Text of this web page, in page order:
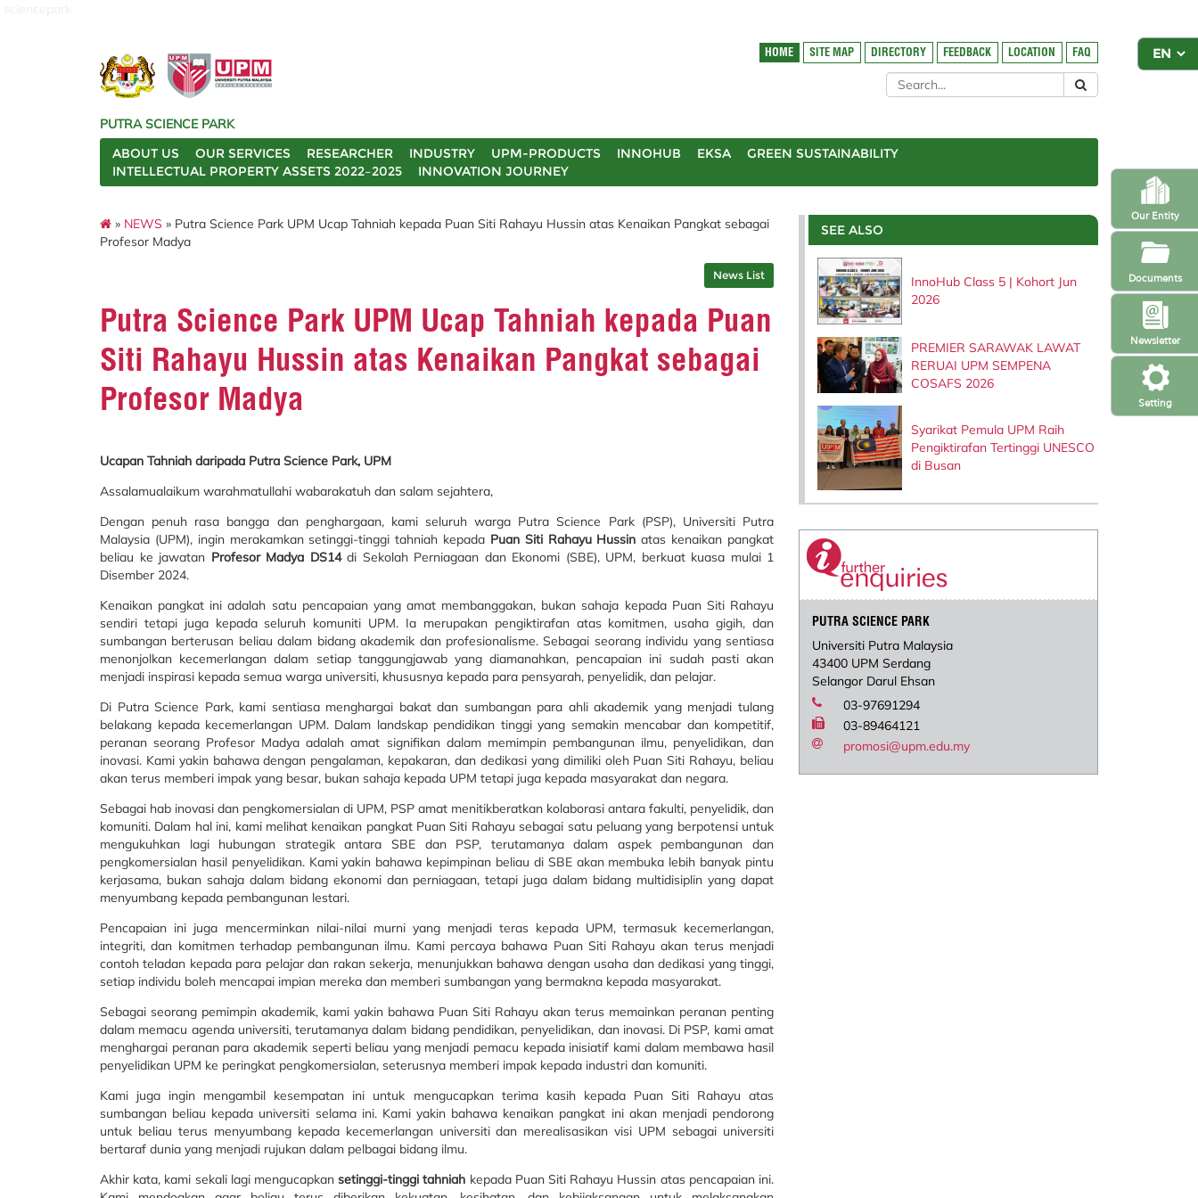
Setting
Newsletter
Our Entity
Documents
HOME SITE MAP DIRECTORY FEEDBACK LOCATION FAQ
PUTRA SCIENCE PARK
ABOUT US
OUR SERVICES RESEARCHER INDUSTRY UPM-PRODUCTS INNOHUB EKSA
GREEN SUSTAINABILITY
INTELLECTUAL PROPERTY ASSETS 2022–2025
INNOVATION JOURNEY
» NEWS » Putra Science Park UPM Ucap Tahniah kepada Puan Siti Rahayu Hussin atas Kenaikan Pangkat sebagai
Profesor Madya
News List
Putra Science Park UPM Ucap Tahniah kepada Puan
Siti Rahayu Hussin atas Kenaikan Pangkat sebagai
Profesor Madya
Ucapan Tahniah daripada Putra Science Park, UPM
Assalamualaikum warahmatullahi wabarakatuh dan salam sejahtera,
Dengan penuh rasa bangga dan penghargaan, kami seluruh warga Putra Science Park (PSP), Universiti Putra
Malaysia (UPM), ingin merakamkan setinggi-tinggi tahniah kepada Puan Siti Rahayu Hussin atas kenaikan pangkat
beliau ke jawatan Profesor Madya DS14di Sekolah Perniagaan dan Ekonomi (SBE), UPM, berkuat kuasa mulai 1
Disember 2024.
Kenaikan pangkat ini adalah satu pencapaian yang amat membanggakan, bukan sahaja kepada Puan Siti Rahayu
sendiri tetapi juga kepada seluruh komuniti UPM. Ia merupakan pengiktirafan atas komitmen, usaha gigih, dan
sumbangan berterusan beliau dalam bidang akademik dan profesionalisme. Sebagai seorang individu yang sentiasa
menonjolkan kecemerlangan dalam setiap tanggungjawab yang diamanahkan, pencapaian ini sudah pasti akan
menjadi inspirasi kepada semua warga universiti, khususnya kepada para pensyarah, penyelidik, dan pelajar.
Di Putra Science Park, kami sentiasa menghargai bakat dan sumbangan para ahli akademik yang menjadi tulang
belakang kepada kecemerlangan UPM. Dalam landskap pendidikan tinggi yang semakin mencabar dan kompetitif,
peranan seorang Profesor Madya adalah amat signifikan dalam memimpin pembangunan ilmu, penyelidikan, dan
inovasi. Kami yakin bahawa dengan pengalaman, kepakaran, dan dedikasi yang dimiliki oleh Puan Siti Rahayu, beliau
akan terus memberi impak yang besar, bukan sahaja kepada UPM tetapi juga kepada masyarakat dan negara.
Sebagai hab inovasi dan pengkomersialan di UPM, PSP amat menitikberatkan kolaborasi antara fakulti, penyelidik, dan
komuniti. Dalam hal ini, kami melihat kenaikan pangkat Puan Siti Rahayu sebagai satu peluang yang berpotensi untuk
mengukuhkan lagi hubungan strategik antara SBE dan PSP, terutamanya dalam aspek pembangunan dan
pengkomersialan hasil penyelidikan. Kami yakin bahawa kepimpinan beliau di SBE akan membuka lebih banyak pintu
kerjasama, bukan sahaja dalam bidang ekonomi dan perniagaan, tetapi juga dalam bidang multidisiplin yang dapat
menyumbang kepada pembangunan lestari.
Pencapaian ini juga mencerminkan nilai-nilai murni yang menjadi teras kepada UPM, termasuk kecemerlangan,
integriti, dan komitmen terhadap pembangunan ilmu. Kami percaya bahawa Puan Siti Rahayu akan terus menjadi
contoh teladan kepada para pelajar dan rakan sekerja, menunjukkan bahawa dengan usaha dan dedikasi yang tinggi,
setiap individu boleh mencapai impian mereka dan memberi sumbangan yang bermakna kepada masyarakat.
Sebagai seorang pemimpin akademik, kami yakin bahawa Puan Siti Rahayu akan terus memainkan peranan penting
dalam memacu agenda universiti, terutamanya dalam bidang pendidikan, penyelidikan, dan inovasi. Di PSP, kami amat
menghargai peranan para akademik seperti beliau yang menjadi pemacu kepada inisiatif kami dalam membawa hasil
penyelidikan UPM ke peringkat pengkomersialan, seterusnya memberi impak kepada industri dan komuniti.
Kami juga ingin mengambil kesempatan ini untuk mengucapkan terima kasih kepada Puan Siti Rahayu atas
sumbangan beliau kepada universiti selama ini. Kami yakin bahawa kenaikan pangkat ini akan menjadi pendorong
untuk beliau terus menyumbang kepada kecemerlangan universiti dan merealisasikan visi UPM sebagai universiti
bertaraf dunia yang menjadi rujukan dalam pelbagai bidang ilmu.
Akhir kata, kami sekali lagi mengucapkansetinggi-tinggi tahniah kepada Puan Siti Rahayu Hussin atas pencapaian ini.
SEE ALSO
InnoHub Class 5 | Kohort Jun
2026
PREMIER SARAWAK LAWAT
RERUAI UPM SEMPENA
COSAFS 2026
Syarikat Pemula UPM Raih
Pengiktirafan Tertinggi UNESCO
di Busan
PUTRA SCIENCE PARK
Universiti Putra Malaysia
43400 UPM Serdang
Selangor Darul Ehsan
03-97691294
03-89464121
promosi@upm.edu.my